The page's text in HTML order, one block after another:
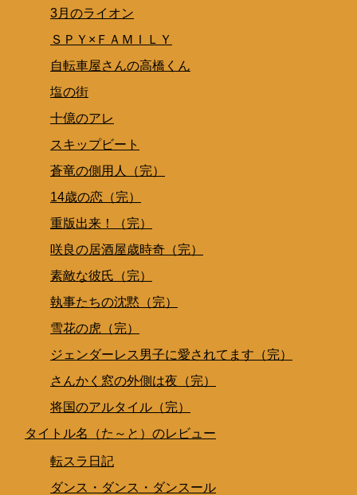
3月のライオン
ＳＰＹ×ＦＡＭＩＬＹ
自転車屋さんの高橋くん
塩の街
十億のアレ
スキップビート
蒼竜の側用人（完）
14歳の恋（完）
重版出来！（完）
咲良の居酒屋歳時奇（完）
素敵な彼氏（完）
執事たちの沈黙（完）
雪花の虎（完）
ジェンダーレス男子に愛されてます（完）
さんかく窓の外側は夜（完）
将国のアルタイル（完）
タイトル名（た～と）のレビュー
転スラ日記
ダンス・ダンス・ダンスール